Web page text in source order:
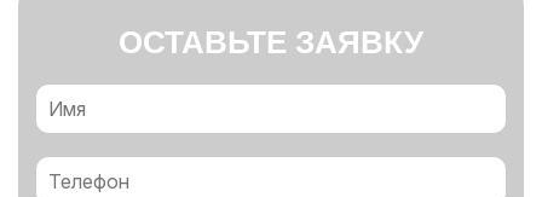
ОСТАВЬТЕ ЗАЯВКУ